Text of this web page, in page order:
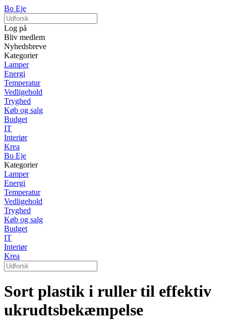
Bo Eje
Log på
Bliv medlem
Nyhedsbreve
Kategorier
Lamper
Energi
Temperatur
Vedligehold
Tryghed
Køb og salg
Budget
IT
Interiør
Krea
Bo Eje
Kategorier
Lamper
Energi
Temperatur
Vedligehold
Tryghed
Køb og salg
Budget
IT
Interiør
Krea
Sort plastik i ruller til effektiv
ukrudtsbekæmpelse